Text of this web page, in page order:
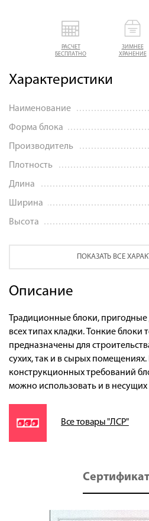
РАСЧЕТ
БЕСПЛАТНО
ЗИМНЕЕ
ХРАНЕНИЕ
Характеристики
Наименование
Форма блока
Производитель
Плотность
Длина
Ширина
Высота
ПОКАЗАТЬ ВСЕ
Описание
Традиционные блоки, пригодные
всех типах кладки. Тонкие
предназначены для
сухих, так и в сырых
конструкционных требований
можно использовать и в несущих
Все товары "ЛСР"